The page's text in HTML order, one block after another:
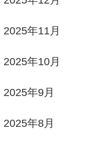
2025年11月
2025年10月
2025年9月
2025年8月